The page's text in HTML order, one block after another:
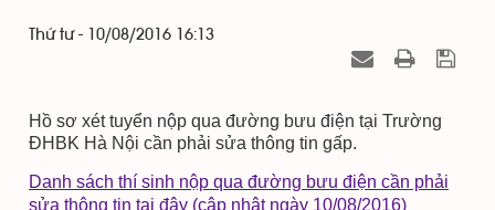
Thứ tư - 10/08/2016 16:13
Hồ sơ xét tuyển nộp qua đường bưu điện tại Trường
ĐHBK Hà Nội cần phải sửa thông tin gấp.
Danh sách thí sinh nộp qua đường bưu điện cần phải
sửa thông tin tại đây (cập nhật ngày 10/08/2016)